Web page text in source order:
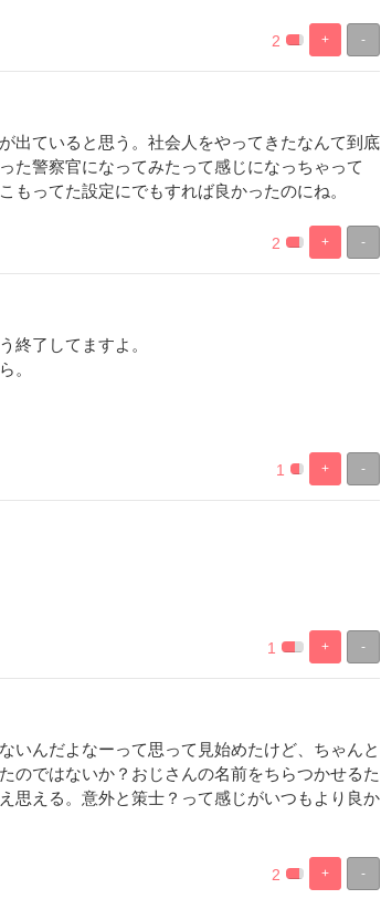
-
+
%100%
2
出ていると思う。社会人をやってきたなんて到底
た警察官になってみたって感じになっちゃって
もってた設定にでもすれば良かったのにね。
-
+
%100%
2
終了してますよ。
。
-
+
%100%
1
-
+
%100%
1
いんだよなーって思って見始めたけど、ちゃんと
のではないか？おじさんの名前をちらつかせるた
思える。意外と策士？って感じがいつもより良か
-
+
%100%
2